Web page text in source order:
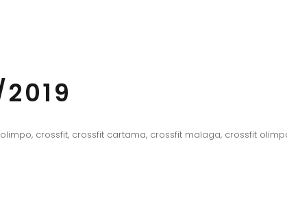
, crossfit, crossfit cartama, crossfit malaga, crossfit